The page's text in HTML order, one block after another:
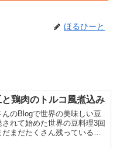
ほるひーと
鶏肉のトルコ風煮込み
んのBlogで世界の美味しい豆
れて始めた世界の豆料理3回
だまだたくさん残っているひ